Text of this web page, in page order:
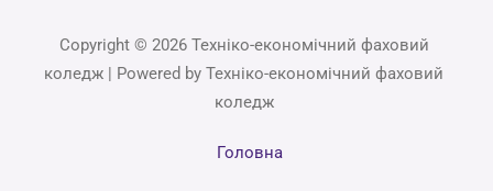
Copyright © 2026 Техніко-економічний фаховий
коледж | Powered by Техніко-економічний фаховий
коледж
Головна